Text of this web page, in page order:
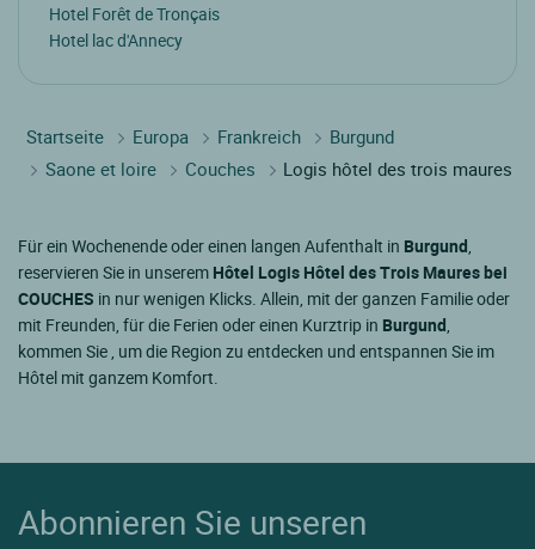
Hotel Forêt de Tronçais
Hotel lac d'Annecy
Startseite Europa Frankreich
Burgund
Saone et loire
Couches Logis hôtel des trois maures
Für ein Wochenende oder einen langen Aufenthalt in Burgund,
reservieren Sie in unserem Hôtel Logis Hôtel des Trois Maures bei
COUCHES in nur wenigen Klicks. Allein, mit der ganzen Familie oder
mit Freunden, für die Ferien oder einen Kurztrip in Burgund,
kommen Sie , um die Region zu entdecken und entspannen Sie im
Hôtel mit ganzem Komfort.
Abonnieren Sie unseren